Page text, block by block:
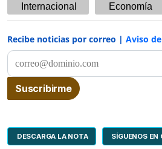
Internacional Economía
Recibe noticias por correo | Aviso
DESCARGA LA NOTA SÍGUENOS EN